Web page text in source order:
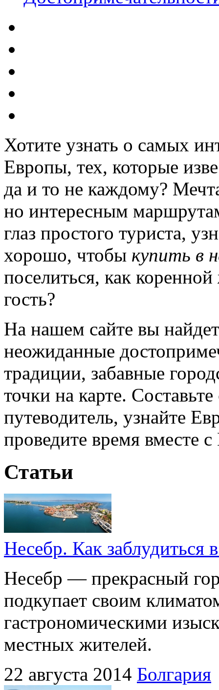
Хотите узнать о самых
Европы, тех, которые
да и то не каждому?
но интересным
глаз простого туриста,
хорошо, чтобы купить в
поселиться, как
гость?
На нашем сайте вы
неожиданные
традиции, забавные
точки на карте.
путеводитель, узнайте
проведите время вместе
Статьи
Несебр. Как заблудиться
Несебр — прекрасный
подкупает своим
гастрономическими
местных жителей.
22 августа 2014 Болгария